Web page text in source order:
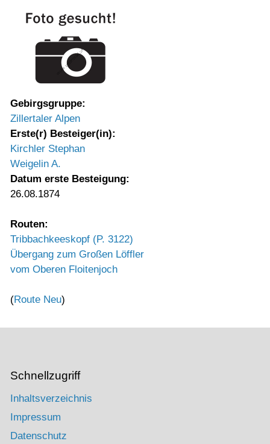
Gebirgsgruppe:
Zillertaler Alpen
Erste(r) Besteiger(in):
Kirchler Stephan
Weigelin A.
Datum erste Besteigung:
26.08.1874
Routen:
Tribbachkeeskopf (P. 3122)
Übergang zum Großen Löffler
vom Oberen Floitenjoch
(Route Neu)
Schnellzugriff
Inhaltsverzeichnis
Impressum
Datenschutz